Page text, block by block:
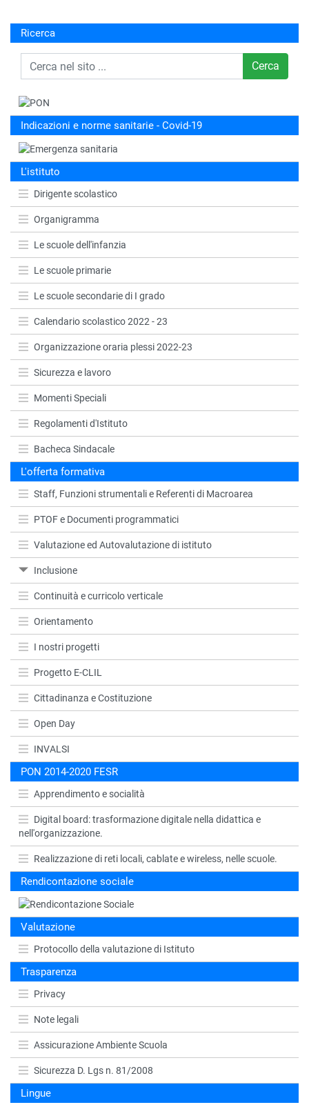
Ricerca
Cerca
Indicazioni e norme sanitarie - Covid-19
L'istituto
Dirigente scolastico
Organigramma
Le scuole dell'infanzia
Le scuole primarie
Le scuole secondarie di I grado
Calendario scolastico 2022 - 23
Organizzazione oraria plessi 2022-23
Sicurezza e lavoro
Momenti Speciali
Regolamenti d'Istituto
Bacheca Sindacale
L'offerta formativa
Staff, Funzioni strumentali e Referenti di Macroarea
PTOF e Documenti programmatici
Valutazione ed Autovalutazione di istituto
Inclusione
Continuità e curricolo verticale
Orientamento
I nostri progetti
Progetto E-CLIL
Cittadinanza e Costituzione
Open Day
INVALSI
PON 2014-2020 FESR
Apprendimento e socialità
Digital board: trasformazione digitale nella didattica e
nell'organizzazione.
Realizzazione di reti locali, cablate e wireless, nelle scuole.
Rendicontazione sociale
Valutazione
Protocollo della valutazione di Istituto
Trasparenza
Privacy
Note legali
Assicurazione Ambiente Scuola
Sicurezza D. Lgs n. 81/2008
Lingue